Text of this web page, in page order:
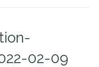
02-09